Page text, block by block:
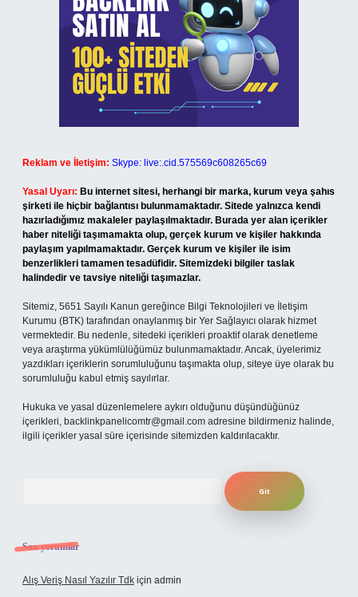
Reklam ve İletişim: Skype: live:.cid.575569c608265c69
Yasal Uyarı: Bu internet sitesi, herhangi bir marka, kurum veya şahıs
şirketi ile hiçbir bağlantısı bulunmamaktadır. Sitede yalnızca kendi
hazırladığımız makaleler paylaşılmaktadır. Burada yer alan içerikler
haber niteliği taşımamakta olup, gerçek kurum ve kişiler hakkında
paylaşım yapılmamaktadır. Gerçek kurum ve kişiler ile isim
benzerlikleri tamamen tesadüfidir. Sitemizdeki bilgiler taslak
halindedir ve tavsiye niteliği taşımazlar.
Sitemiz, 5651 Sayılı Kanun gereğince Bilgi Teknolojileri ve İletişim
Kurumu (BTK) tarafından onaylanmış bir Yer Sağlayıcı olarak hizmet
vermektedir. Bu nedenle, sitedeki içerikleri proaktif olarak denetleme
veya araştırma yükümlülüğümüz bulunmamaktadır. Ancak, üyelerimiz
yazdıkları içeriklerin sorumluluğunu taşımakta olup, siteye üye olarak bu
sorumluluğu kabul etmiş sayılırlar.
Hukuka ve yasal düzenlemelere aykırı olduğunu düşündüğünüz
içerikleri, backlinkpanelicomtr@gmail.com adresine bildirmeniz halinde,
ilgili içerikler yasal süre içerisinde sitemizden kaldırılacaktır.
Son yorumlar
Alış Veriş Nasıl Yazılır Tdk için admin